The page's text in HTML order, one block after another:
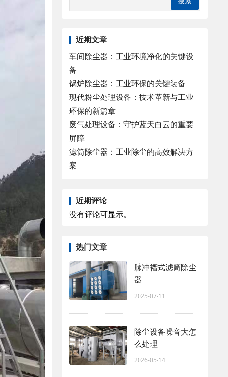
近期文章
车间除尘器：工业环境净化的关键设
备
锅炉除尘器：工业环保的关键装备
现代粉尘处理设备：技术革新与工业
环保的新篇章
废气处理设备：守护蓝天白云的重要
屏障
滤筒除尘器：工业除尘的高效解决方
案
近期评论
没有评论可显示。
热门文章
脉冲褶式滤筒除尘
器
2025-07-11
除尘设备噪音大怎
么处理
2026-05-14